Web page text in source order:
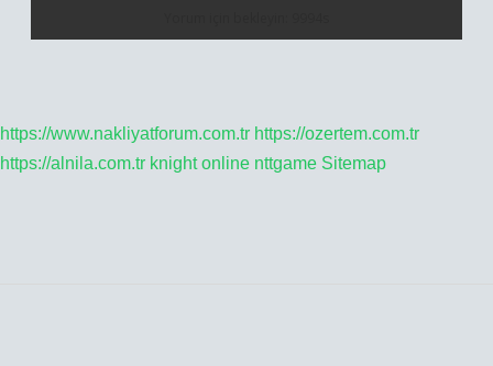
https://www.nakliyatforum.com.tr https://ozertem.com.tr
https://alnila.com.tr knight online nttgame Sitemap